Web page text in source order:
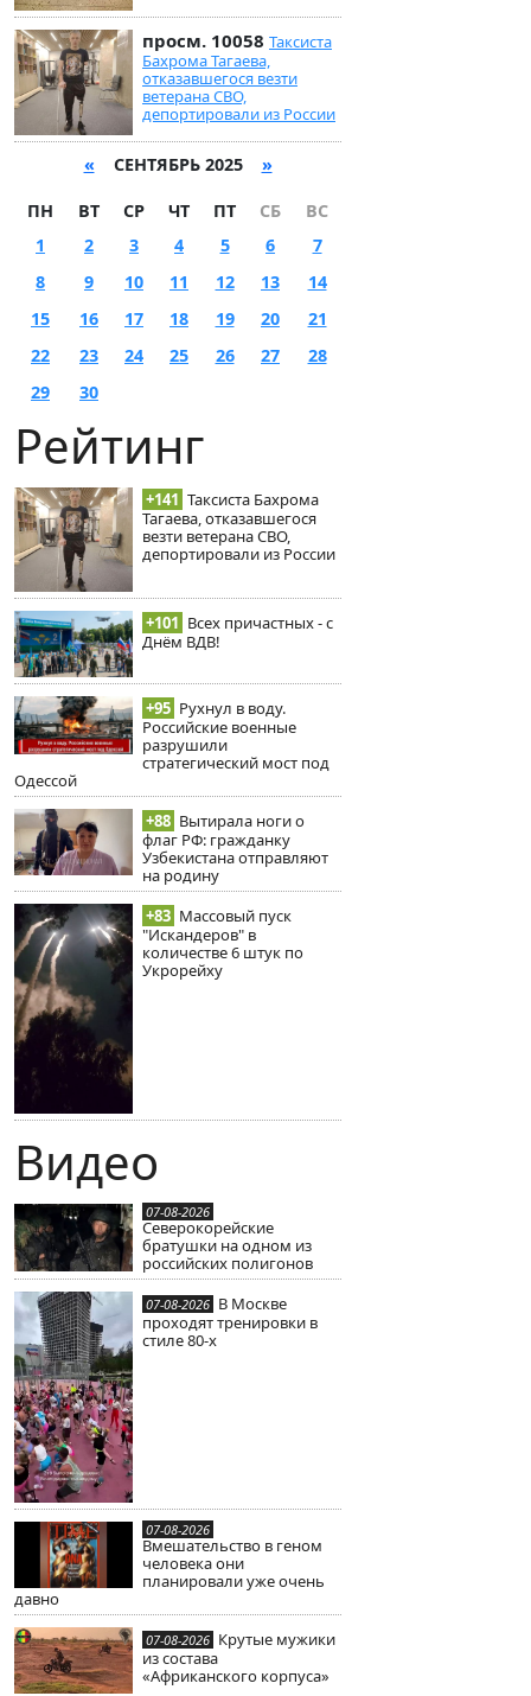
просм. 10058 Таксиста
Бахрома Тагаева,
отказавшегося везти
ветерана СВО,
депортировали из России
« СЕНТЯБРЬ 2025 »
ПН ВТ СР ЧТ ПТ СБ
ВС
1
2 3 4 5 6
7
8
9 10 11 12 13
14
15
16 17 18 19 20
21
22
23 24 25 26 27
28
29
30
Рейтинг
+141 Таксиста Бахрома
Тагаева, отказавшегося
везти ветерана СВО,
депортировали из России
+101 Всех причастных - с
Днём ВДВ!
+95 Рухнул в воду.
Российские военные
разрушили
стратегический мост под
Одессой
+88 Вытирала ноги о
флаг РФ: гражданку
Узбекистана отправляют
на родину
+83 Массовый пуск
"Искандеров" в
количестве 6 штук по
Укрорейху
Видео
07-08-2026
Северокорейские
братушки на одном из
российских полигонов
07-08-2026 В Москве
проходят тренировки в
стиле 80-х
07-08-2026
Вмешательство в геном
человека они
планировали уже очень
давно
07-08-2026 Крутые мужики
из состава
«Африканского корпуса»